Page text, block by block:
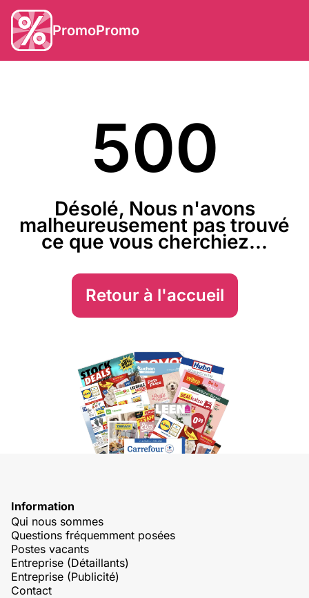
PromoPromo
500
Désolé, Nous n'avons
malheureusement pas trouvé
ce que vous cherchiez...
Retour à l'accueil
Information
Qui nous sommes
Questions fréquemment posées
Postes vacants
Entreprise (Détaillants)
Entreprise (Publicité)
Contact